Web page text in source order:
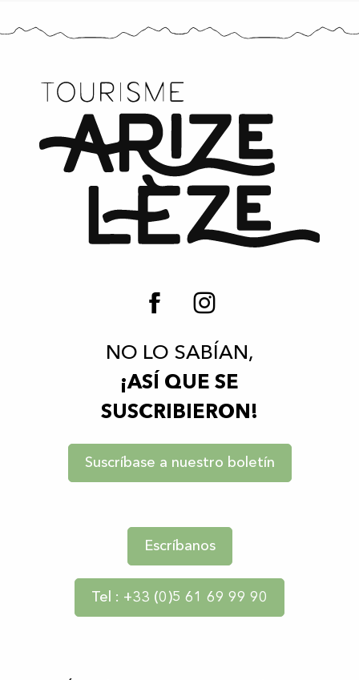
NO LO SABÍAN,
¡ASÍ QUE SE
SUSCRIBIERON!
Suscríbase a nuestro boletín
Escríbanos
Tel : +33 (0)5 61 69 99 90